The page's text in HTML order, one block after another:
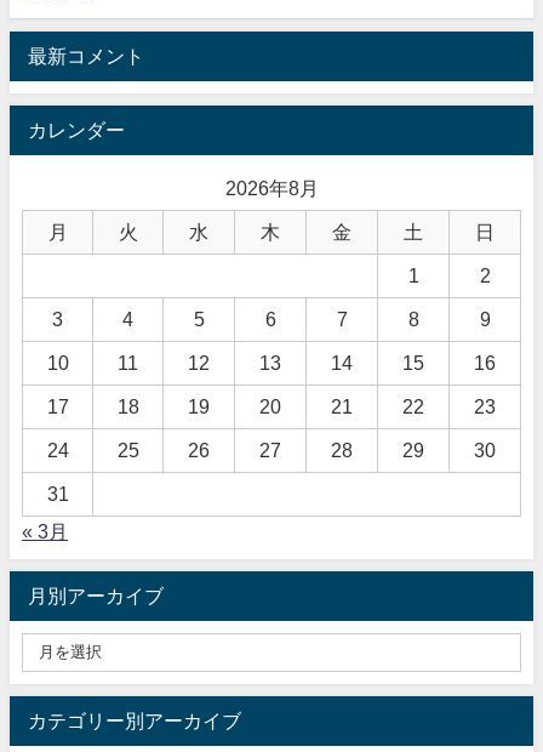
最新コメント
カレンダー
2026年8月
月 火 水 木 金 土 日
1 2
3 4 5 6 7 8 9
10 11 12 13 14 15 16
17 18 19 20 21 22 23
24 25 26 27 28 29 30
31
« 3月
月別アーカイブ
カテゴリー別アーカイブ